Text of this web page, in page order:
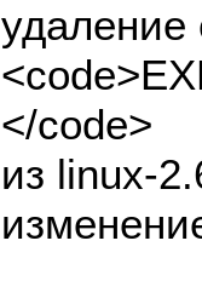
удаление
</code>
из linux-